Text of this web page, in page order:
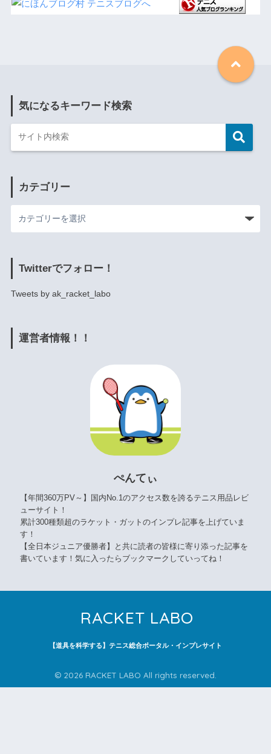
気になるキーワード検索
カテゴリー
Twitterでフォロー！
Tweets by ak_racket_labo
運営者情報！！
ぺんてぃ
【年間360万PV～】国内No.1のアクセス数を誇るテニス用品レビ
ューサイト！
累計300種類超のラケット・ガットのインプレ記事を上げていま
す！
【全日本ジュニア優勝者】と共に読者の皆様に寄り添った記事を
書いています！気に入ったらブックマークしていってね！
RACKET LABO
【道具を科学する】テニス総合ポータル・インプレサイト
© 2026 RACKET LABO All rights reserved.